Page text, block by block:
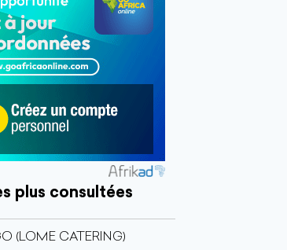
plus consultées
(LOME CATERING)